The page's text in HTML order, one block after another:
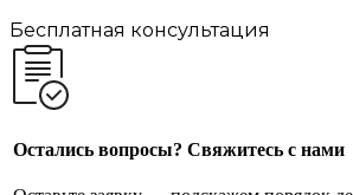
Бесплатная консультация
Остались вопросы? Свяжитесь с нами